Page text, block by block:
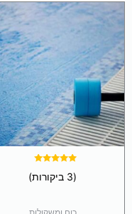
5.00
(3 ביקורות)